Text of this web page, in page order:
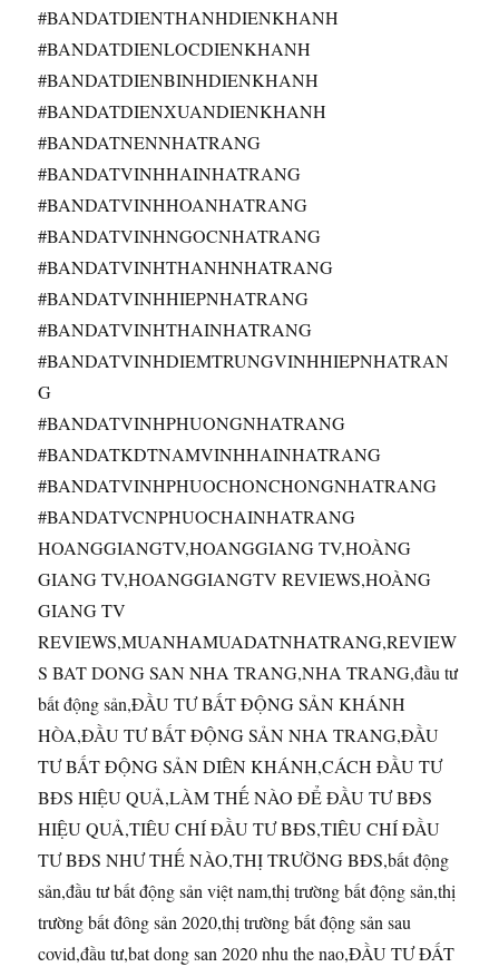
#BANDATDIENTHANHDIENKHANH
#BANDATDIENLOCDIENKHANH
#BANDATDIENBINHDIENKHANH
#BANDATDIENXUANDIENKHANH
#BANDATNENNHATRANG
#BANDATVINHHAINHATRANG
#BANDATVINHHOANHATRANG
#BANDATVINHNGOCNHATRANG
#BANDATVINHTHANHNHATRANG
#BANDATVINHHIEPNHATRANG
#BANDATVINHTHAINHATRANG
#BANDATVINHDIEMTRUNGVINHHIEPNHATRAN
G
#BANDATVINHPHUONGNHATRANG
#BANDATKDTNAMVINHHAINHATRANG
#BANDATVINHPHUOCHONCHONGNHATRANG
#BANDATVCNPHUOCHAINHATRANG
HOANGGIANGTV,HOANGGIANG TV,HOÀNG
GIANG TV,HOANGGIANGTV REVIEWS,HOÀNG
GIANG TV
REVIEWS,MUANHAMUADATNHATRANG,REVIEW
S BAT DONG SAN NHA TRANG,NHA TRANG,đầu tư
bất động sản,ĐẦU TƯ BẤT ĐỘNG SẢN KHÁNH
HÒA,ĐẦU TƯ BẤT ĐỘNG SẢN NHA TRANG,ĐẦU
TƯ BẤT ĐỘNG SẢN DIÊN KHÁNH,CÁCH ĐẦU TƯ
BĐS HIỆU QUẢ,LÀM THẾ NÀO ĐỂ ĐẦU TƯ BĐS
HIỆU QUẢ,TIÊU CHÍ ĐẦU TƯ BĐS,TIÊU CHÍ ĐẦU
TƯ BĐS NHƯ THẾ NÀO,THỊ TRƯỜNG BĐS,bất động
sản,đầu tư bất động sản việt nam,thị trường bất động sản,thị
trường bất đông sản 2020,thị trường bất động sản sau
covid,đầu tư,bat dong san 2020 nhu the nao,ĐẦU TƯ ĐẤT